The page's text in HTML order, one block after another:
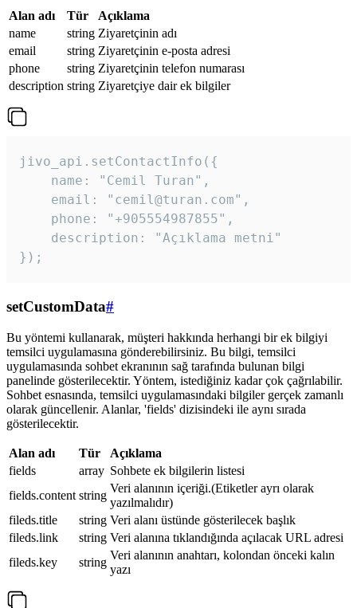
Alan adı Tür
Açıklama
name
string Ziyaretçinin adı
email
string Ziyaretçinin e-posta adresi
phone
string Ziyaretçinin telefon numarası
description string Ziyaretçiye dair ek bilgiler
jivo_api.setContactInfo({
    name: "Cemil Turan",
    email: "cemil@turan.com",
    phone: "+905554987855",
    description: "Açıklama metni"
});
setCustomData#
Bu yöntemi kullanarak, müşteri hakkında herhangi bir ek bilgiyi
temsilci uygulamasına gönderebilirsiniz. Bu bilgi, temsilci
uygulamasında sohbet ekranının sağ tarafında bulunan bilgi
panelinde gösterilecektir. Yöntem, istediğiniz kadar çok çağrılabilir.
Sohbet esnasında, temsilci uygulamasındaki bilgiler gerçek zamanlı
olarak güncellenir. Alanlar, 'fields' dizisindeki ile aynı sırada
gösterilecektir.
Alan adı Tür
Açıklama
fields
array Sohbete ek bilgilerin listesi
fields.content string
Veri alanının içeriği.(Etiketler ayrı olarak
yazılmalıdır)
fileds.title
string Veri alanı üstünde gösterilecek başlık
fileds.link
string Veri alanına tıklandığında açılacak URL adresi
fileds.key
string
Veri alanının anahtarı, kolondan önceki kalın
yazı